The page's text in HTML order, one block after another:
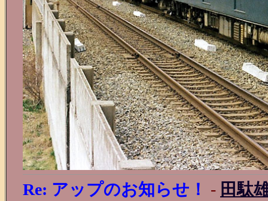
Re: アップのお知らせ！ - 田駄